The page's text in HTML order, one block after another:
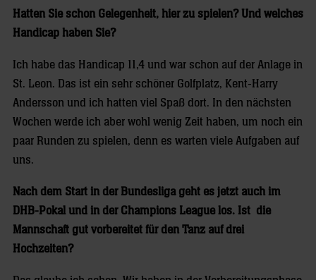
Hatten Sie schon Gelegenheit, hier zu spielen? Und welches
Handicap haben Sie?
Ich habe das Handicap 11,4 und war schon auf der Anlage in
St. Leon. Das ist ein sehr schöner Golfplatz, Kent-Harry
Andersson und ich hatten viel Spaß dort. In den nächsten
Wochen werde ich aber wohl wenig Zeit haben, um noch ein
paar Runden zu spielen, denn es warten viele Aufgaben auf
uns.
Nach dem Start in der Bundesliga geht es jetzt auch im
DHB-Pokal und in der Champions League los. Ist die
Mannschaft gut vorbereitet für den Tanz auf drei
Hochzeiten?